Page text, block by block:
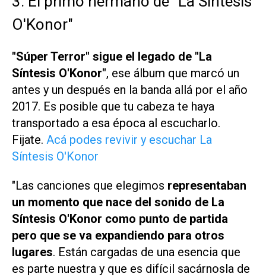
O'Konor"
"Súper Terror" sigue el legado de "La
Síntesis O'Konor", ese álbum que marcó un
antes y un después en la banda allá por el año
2017. Es posible que tu cabeza te haya
transportado a esa época al escucharlo.
Fijate. Acá podes revivir y escuchar La
Síntesis O'Konor
"Las canciones que elegimos representaban
un momento que nace del sonido de La
Síntesis O'Konor como punto de partida
pero que se va expandiendo para otros
lugares. Están cargadas de una esencia que
es parte nuestra y que es difícil sacárnosla de